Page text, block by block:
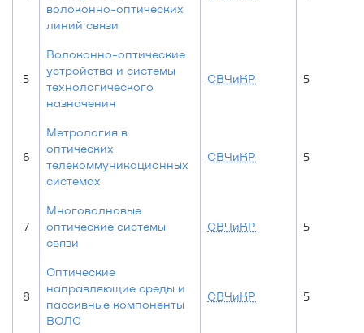
волоконно-оптических
линий связи
5
Волоконно-оптические
устройства и системы
технологического
назначения
СВЧиКР 5
6
Метрология в
оптических
телекоммуникационных
системах
СВЧиКР 5
7
Многоволновые
оптические системы
связи
СВЧиКР 5
8
Оптические
направляющие среды и
пассивные компоненты
ВОЛС
СВЧиКР 5